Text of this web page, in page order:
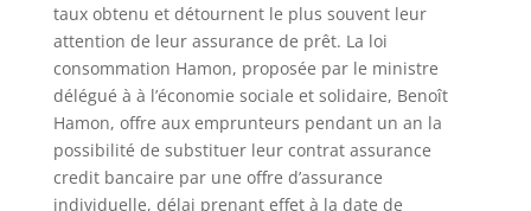
taux obtenu et détournent le plus souvent leur
attention de leur assurance de prêt. La loi
consommation Hamon, proposée par le ministre
délégué à à l’économie sociale et solidaire, Benoît
Hamon, offre aux emprunteurs pendant un an la
possibilité de substituer leur contrat assurance
credit bancaire par une offre d’assurance
individuelle, délai prenant effet à la date de